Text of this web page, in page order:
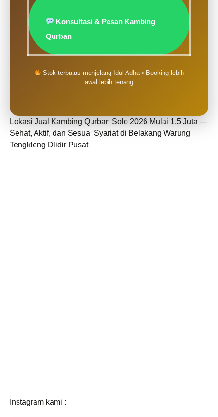
Konsultasi & Pesan Kambing
Qurban
Stok terbatas menjelang Idul Adha • Booking lebih
awal lebih tenang
Lokasi Jual Kambing Qurban Solo 2026 Mulai 1,5 Juta —
Sehat, Aktif, dan Sesuai Syariat di Belakang Warung
Tengkleng Dlidir Pusat :
Instagram kami :